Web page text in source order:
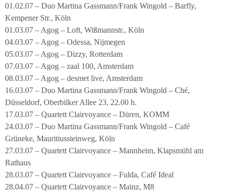
01.02.07 – Duo Martina Gassmann/Frank Wingold – Barfly,
Kempener Str., Köln
01.03.07 – Agog – Loft, Wißmannstr., Köln
04.03.07 – Agog – Odessa, Nijmegen
05.03.07 – Agog – Dizzy, Rotterdam
07.03.07 – Agog – zaal 100, Amsterdam
08.03.07 – Agog – desmet live, Amsterdam
16.03.07 – Duo Martina Gassmann/Frank Wingold – Ché,
Düsseldorf, Oberbilker Allee 23, 22.00 h.
17.03.07 – Quartett Clairvoyance – Düren, KOMM
24.03.07 – Duo Martina Gassmann/Frank Wingold – Café
Grüneke, Mauritiussteinweg, Köln
27.03.07 – Quartett Clairvoyance – Mannheim, Klapsmühl am
Rathaus
28.03.07 – Quartett Clairvoyance – Fulda, Café Ideal
28.04.07 – Quartett Clairvoyance – Mainz, M8